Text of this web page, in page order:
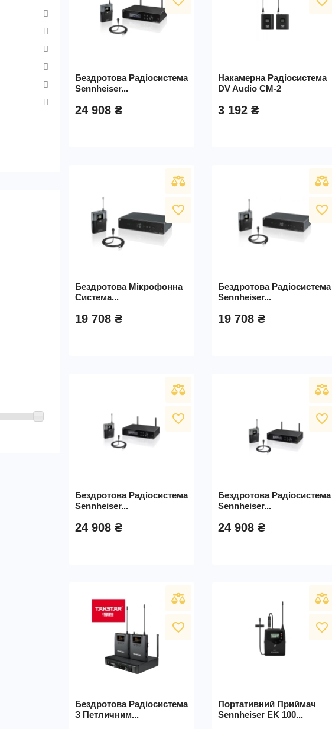
Бездротова Радіосистема
Sennheiser...
24 908 ₴
Накамерна Радіосистема
DV Audio CM-2
3 192 ₴
favorite_border
Бездротова Мікрофонна
Система...
19 708 ₴
favorite_border
Бездротова Радіосистема
Sennheiser...
19 708 ₴
favorite_border
Бездротова Радіосистема
Sennheiser...
24 908 ₴
favorite_border
Бездротова Радіосистема
Sennheiser...
24 908 ₴
favorite_border
Бездротова Радіосистема
З Петличним...
favorite_border
Портативний Приймач
Sennheiser EK 100...